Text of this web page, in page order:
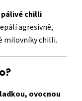
chilli
agresivně,
milovníky chilli.
ovocnou